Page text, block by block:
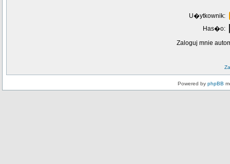
U�ytkownik:
Has�o:
Zaloguj mnie
Powered by phpBB